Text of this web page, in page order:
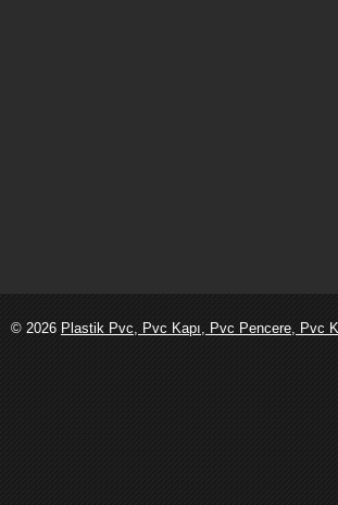
© 2026 Plastik Pvc, Pvc Kapı, Pvc Pencere, Pvc